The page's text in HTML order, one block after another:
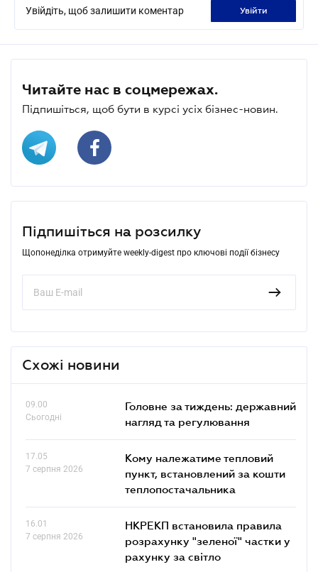
Увійдіть, щоб залишити коментар увійти
Читайте нас в соцмережах.
Підпишіться, щоб бути в курсі усіх бізнес-новин.
Підпишіться на розсилку
Щопонеділка отримуйте weekly-digest про ключові події бізнесу
Схожі новини
09.00
Сьогодні
Головне за тиждень: державний
нагляд та регулювання
17.05
7 серпня 2026
Кому належатиме тепловий
пункт, встановлений за кошти
теплопостачальника
16.01
7 серпня 2026
НКРЕКП встановила правила
розрахунку "зеленої" частки у
рахунку за світло